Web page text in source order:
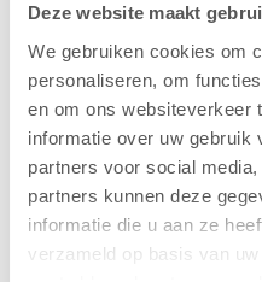
Deze website maakt
We gebruiken cookies om
personaliseren, om
en om ons websiteverkeer
informatie over uw gebruik
partners voor social
partners kunnen deze
informatie die u aan ze
verzameld op basis van
Bekijk ook